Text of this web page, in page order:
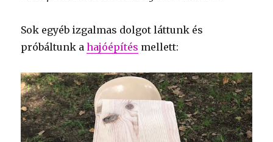
Sok egyéb izgalmas dolgot láttunk és
próbáltunk ahajóépítés mellett: